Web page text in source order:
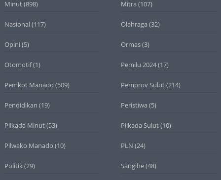
Minut(898) Mitra (107)
Nasional (117) Olahraga (32)
Opini (5) Ormas(3)
Otomotif(1) Pemilu 2024(17)
Pemkot Manado (509) Pemprov Sulut(214)
Pendidikan (19) Peristiwa (5)
Pilkada Minut(53) Pilkada Sulut(10)
Pilwako Manado (10) PLN (24)
Politik(29) Sangihe(48)